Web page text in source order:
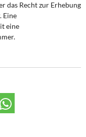
das Recht zur Erhebung
Eine
eine